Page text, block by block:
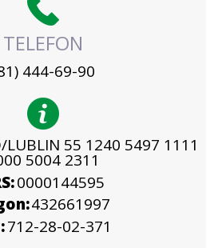
TELEFON
444-69-90
LUBLIN 55 1240 5497 1111
5004 2311
0000144595
432661997
712-28-02-371